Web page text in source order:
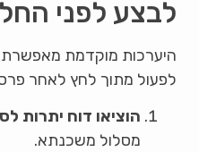
לבצע לפני
היערכות מוקדמת
לפעול מתוך לחץ לאחר
הוציאו דוח יתרות
מסלול משכנתא.